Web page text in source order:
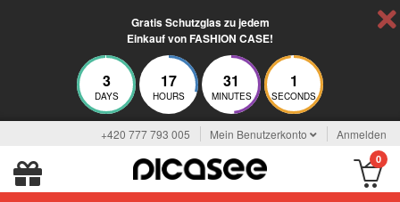
Gratis Schutzglas zu jedem
Einkauf von FASHION CASE!
3
DAYS
17
HOURS
30
MINUTES
59
SECONDS
+420 777 793 005 Mein Benutzerkonto Anmelden
0